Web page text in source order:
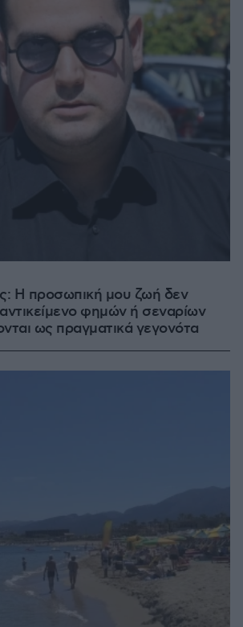
Η προσωπική μου ζωή δεν
αντικείμενο φημών ή σεναρίων
ως πραγματικά γεγονότα